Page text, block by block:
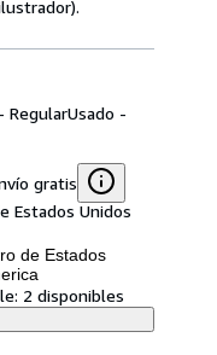
RegularUsado -
gratis
Estados Unidos
de Estados
2 disponibles